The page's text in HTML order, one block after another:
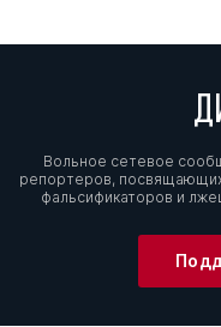
Вольное сетевое
репортеров,
фальсификаторов и